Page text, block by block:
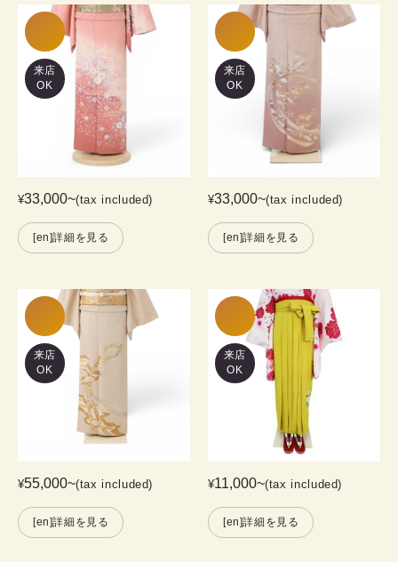
来店
OK
¥33,000~(tax included)
[en]詳細を見る
来店
OK
¥33,000~(tax included)
[en]詳細を見る
来店
OK
¥55,000~(tax included)
[en]詳細を見る
来店
OK
¥11,000~(tax included)
[en]詳細を見る